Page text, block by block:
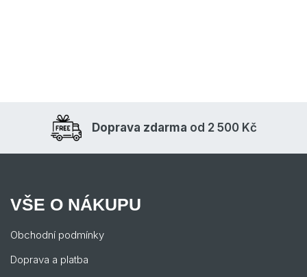
Doprava zdarma od 2 500 Kč
VŠE O NÁKUPU
Obchodní podmínky
Doprava a platba